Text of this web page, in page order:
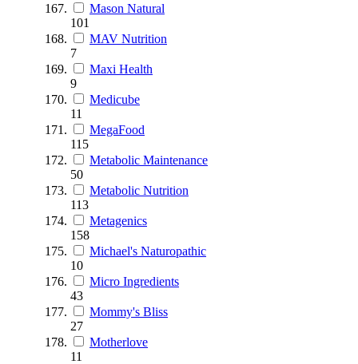
Mason Natural
101
MAV Nutrition
7
Maxi Health
9
Medicube
11
MegaFood
115
Metabolic Maintenance
50
Metabolic Nutrition
113
Metagenics
158
Michael's Naturopathic
10
Micro Ingredients
43
Mommy's Bliss
27
Motherlove
11